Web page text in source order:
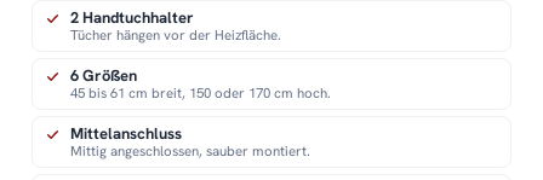
2 Handtuchhalter
Tücher hängen vor der Heizfläche.
6 Größen
45 bis 61 cm breit, 150 oder 170 cm hoch.
Mittelanschluss
Mittig angeschlossen, sauber montiert.